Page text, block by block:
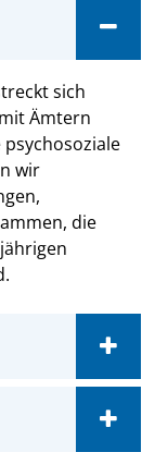
sich
Ämtern
wir
die